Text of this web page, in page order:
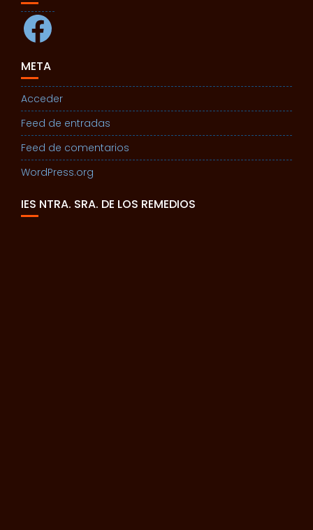
Facebook
META
Acceder
Feed de entradas
Feed de comentarios
WordPress.org
IES NTRA. SRA. DE LOS REMEDIOS